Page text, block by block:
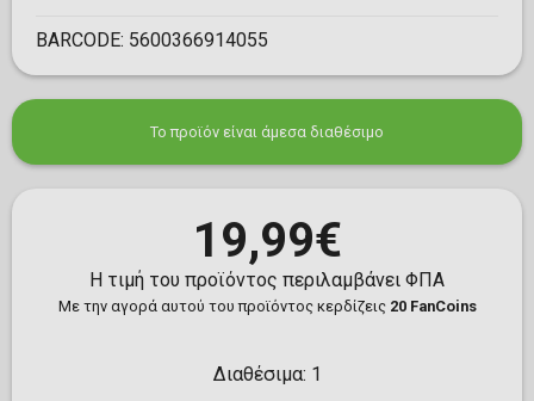
BARCODE: 5600366914055
Το προϊόν είναι άμεσα διαθέσιμο
19,99€
Η τιμή του προϊόντος περιλαμβάνει ΦΠΑ
Με την αγορά αυτού του προϊόντος κερδίζεις 20 FanCoins
Διαθέσιμα: 1